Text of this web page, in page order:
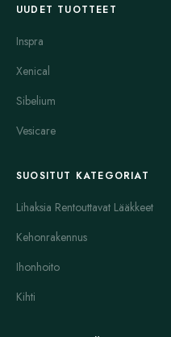
UUDET TUOTTEET
Inspra
Xenical
Sibelium
Vesicare
SUOSITUT KATEGORIAT
Lihaksia Rentouttavat Lääkkeet
Kehonrakennus
Ihonhoito
Kihti